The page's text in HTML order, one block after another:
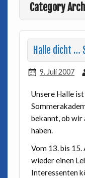
Category
Halle dicht …
9. Juli 2007
Unsere Halle
bekannt, ob wir
haben.
Vom 13. bis
wieder einen
Interessenten